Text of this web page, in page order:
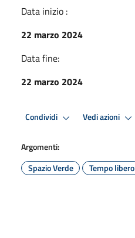
Data inizio :
22 marzo 2024
Data fine:
22 marzo 2024
Condividi Vedi azioni
Argomenti:
Spazio Verde
Tempo libero